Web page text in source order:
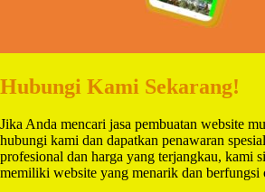
Hubungi Kami Sekarang!
Jika Anda mencari jasa pembuatan website
hubungi kami dan dapatkan penawaran
profesional dan harga yang terjangkau, kami
memiliki website yang menarik dan berfungsi